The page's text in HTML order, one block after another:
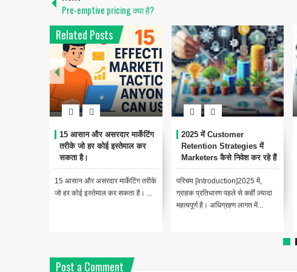
Pre-emptive pricing क्या है?
Related Posts
15 आसान और असरदार मार्केटिंग
तरीके जो हर कोई इस्तेमाल कर
सकता है।
15 आसान और असरदार मार्केटिंग तरीके
जो हर कोई इस्तेमाल कर सकता है। ...
2025 में Customer
Retention Strategies में
Marketers कैसे निवेश कर रहे हैं
परिचय [Introduction]2025 में,
ग्राहक प्रतिधारण पहले से कहीं ज़्यादा
महत्वपूर्ण है। अधिग्रहण लागत में...
Post a Comment